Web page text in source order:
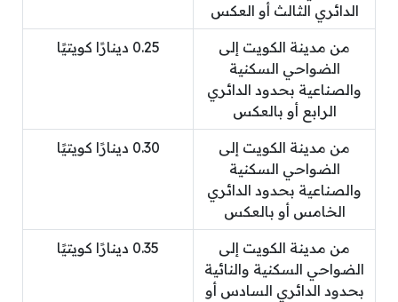
الدائري الثالث أو العكس
من مدينة الكويت إلى
الضواحي السكنية
والصناعية بحدود الدائري
الرابع أو بالعكس
0.25 دينارًا كويتيًا
من مدينة الكويت إلى
الضواحي السكنية
والصناعية بحدود الدائري
الخامس أو بالعكس
0.30 دينارًا كويتيًا
من مدينة الكويت إلى
الضواحي السكنية والنائية
بحدود الدائري السادس أو
0.35 دينارًا كويتيًا